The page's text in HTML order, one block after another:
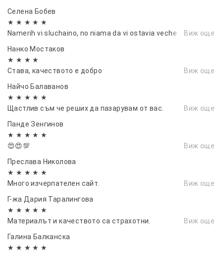
Произвежда студена пара
температурата в помещението)
Постояннорегулиране на изходната
влажност
Ниво на шум: <30 dB,
много тиха работа
(подходящ за спални)
Опция за
парата(завъртане на 360°)
Йонизатор
3-литров резервоар
Автоматично изключване
в контейнера за вода се изразходва
LED подсветка , маркираща нивото на
водата
Аксесоари:четка за почистване
Дължина на захранващия кабел:
Размери (ШxДxВ):
Селена Бобев
★ ★ ★ ★ ★
Namerih vi sluchaino, no niama da vi ostavia veche
Виж още
Нанко Мостаков
★ ★ ★ ★
Става, качеството е добро
Виж още
Найчо Балаванов
★ ★ ★ ★ ★
Щастлив съм че реших да пазарувам от вас.
Виж още
Панде Зенгинов
★ ★ ★ ★ ★
😍😍💯
Виж още
Преслава Николова
★ ★ ★ ★ ★
Много изчерпателен сайт.
Виж още
Г-жа Дария Таралингова
★ ★ ★ ★ ★
Материалът и качеството са страхотни.
Виж още
Галина Балканска
★ ★ ★ ★ ★